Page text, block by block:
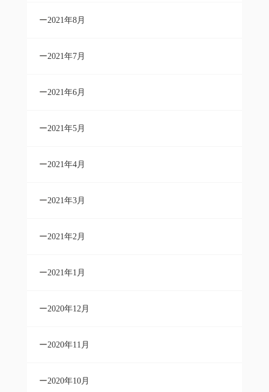
2021年8月
2021年7月
2021年6月
2021年5月
2021年4月
2021年3月
2021年2月
2021年1月
2020年12月
2020年11月
2020年10月